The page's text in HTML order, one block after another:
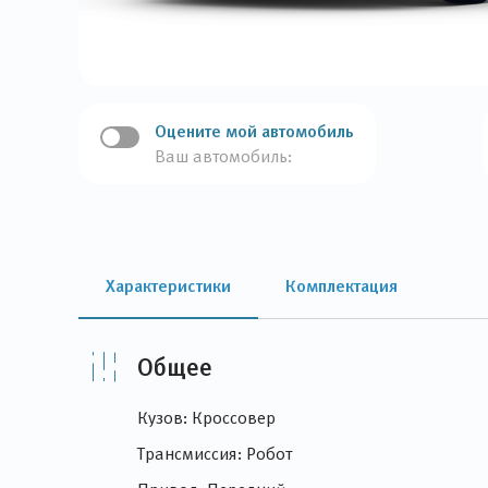
Оцените мой автомобиль
Ваш автомобиль:
Характеристики Комплектация
Общее
Кузов: Кроссовер
Трансмиссия: Робот